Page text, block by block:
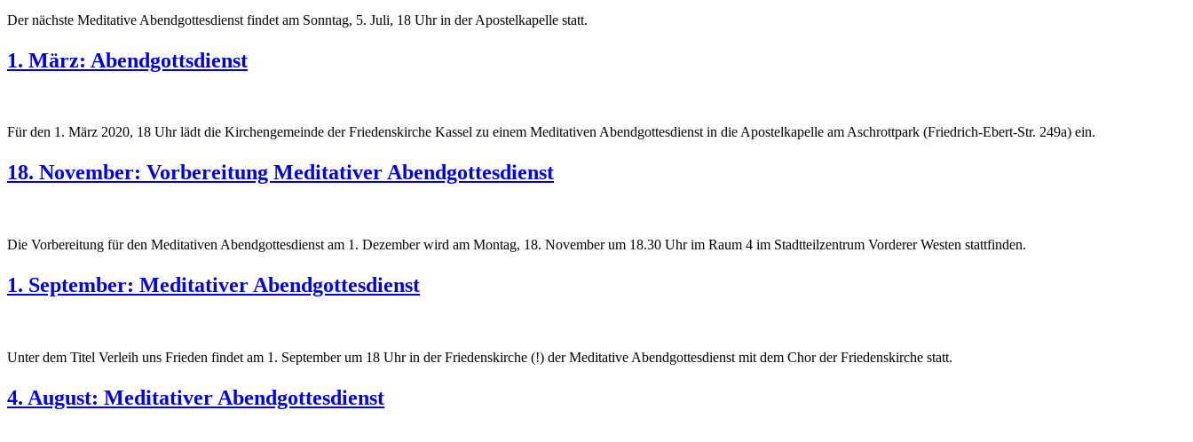
Der nächste Meditative Abendgottesdienst findet am Sonntag, 5. Juli, 18 Uhr in der Apostelkapelle statt.
1. März: Abendgottsdienst
Für den 1. März 2020, 18 Uhr lädt die Kirchengemeinde der Friedenskirche Kassel zu einem Meditativen Abendgottesdienst in die Apostelkapelle am Aschrottpark (Friedrich-Ebert-Str. 249a) ein.
18. November: Vorbereitung Meditativer Abendgottesdienst
Die Vorbereitung für den Meditativen Abendgottesdienst am 1. Dezember wird am Montag, 18. November um 18.30 Uhr im Raum 4 im Stadtteilzentrum Vorderer Westen stattfinden.
1. September: Meditativer Abendgottesdienst
Unter dem Titel Verleih uns Frieden findet am 1. September um 18 Uhr in der Friedenskirche (!) der Meditative Abendgottesdienst mit dem Chor der Friedenskirche statt.
4. August: Meditativer Abendgottesdienst